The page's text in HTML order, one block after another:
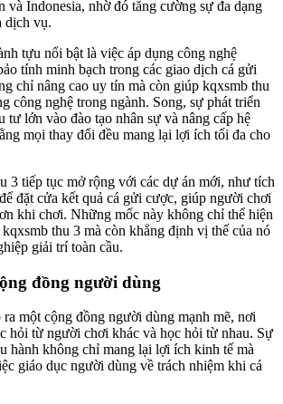
và Indonesia, nhờ đó tăng cường sự đa dạng
dịch vụ.
tựu nổi bật là việc áp dụng công nghệ
tính minh bạch trong các giao dịch cá gửi
chỉ nâng cao uy tín mà còn giúp kqxsmb thu
công nghệ trong ngành. Song, sự phát triển
tư lớn vào đào tạo nhân sự và nâng cấp hệ
mọi thay đổi đều mang lại lợi ích tối đa cho
3 tiếp tục mở rộng với các dự án mới, như tích
đặt cửa kết quả cá gửi cược, giúp người chơi
khi chơi. Những mốc này không chỉ thể hiện
thu 3 mà còn khẳng định vị thế của nó
giải trí toàn cầu.
đồng người dùng
một cộng đồng người dùng mạnh mẽ, nơi
hỏi từ người chơi khác và học hỏi từ nhau. Sự
hành không chỉ mang lại lợi ích kinh tế mà
giáo dục người dùng về trách nhiệm khi cá